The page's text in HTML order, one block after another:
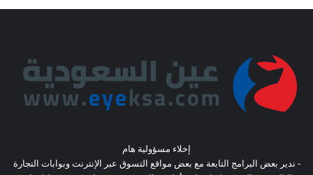
إخلاء مسؤولية هام
- ندير بعض البرامج التابعة مع بعض مواقع التسوق عبر الإنترنت وبوابات التجارة